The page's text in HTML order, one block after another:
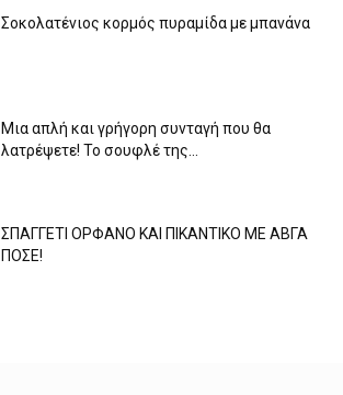
Σοκολατένιος κορμός πυραμίδα με μπανάνα
Μια απλή και γρήγορη συνταγή που θα
λατρέψετε! Το σουφλέ της...
ΣΠΑΓΓΕΤΙ ΟΡΦΑΝΟ ΚΑΙ ΠΙΚΑΝΤΙΚΟ ΜΕ ΑΒΓΑ
ΠΟΣΕ!